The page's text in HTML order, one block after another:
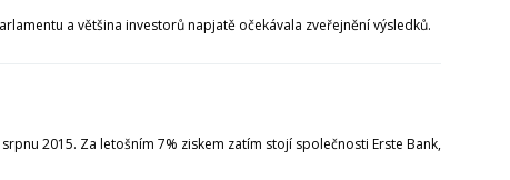
a většina investorů napjatě očekávala zveřejnění výsledků.
2015. Za letošním 7% ziskem zatím stojí společnosti Erste Bank,